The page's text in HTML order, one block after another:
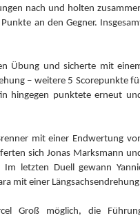
nach und holten
an den Gegner.
Übung und sicherte mit
– weitere 5 Scorepunkte
hingegen punktete erneut
mit einer Endwertung
sich Jonas Marksmann
letzten Duell gewann
mit einer
Groß möglich, die